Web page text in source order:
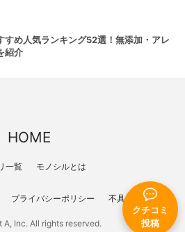
クチコミ
投稿
すめ人気ランキング52選！無添加・アレ
紹介
HOME
一覧 モノシルとは
プライバシーポリシー 不具合報告
Inc. All rights reserved.